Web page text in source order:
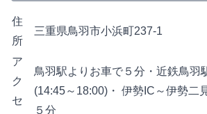
住
所
三重県鳥羽市小浜町237-1
ア
ク
セ
鳥羽駅よりお車で５分・近鉄鳥羽
(14:45～18:00)・ 伊勢IC～伊勢二
５分